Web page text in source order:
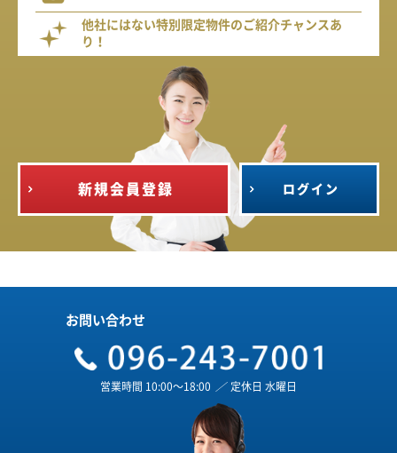
他社にはない特別限定物件のご紹介チャンスあ
り！
新規会員登録 ログイン
お問い合わせ
営業時間 10:00～18:00 ／ 定休日 水曜日